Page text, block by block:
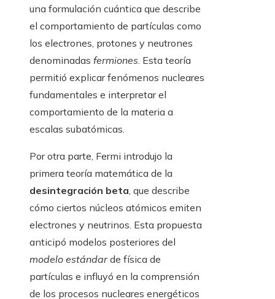
una formulación cuántica que describe
el comportamiento de partículas como
los electrones, protones y neutrones
denominadas fermiones. Esta teoría
permitió explicar fenómenos nucleares
fundamentales e interpretar el
comportamiento de la materia a
escalas subatómicas.
Por otra parte, Fermi introdujo la
primera teoría matemática de la
desintegración beta, que describe
cómo ciertos núcleos atómicos emiten
electrones y neutrinos. Esta propuesta
anticipó modelos posteriores del
modelo estándarde física de
partículas e influyó en la comprensión
de los procesos nucleares energéticos